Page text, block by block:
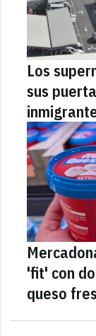
Los
sus
'fit' con
queso